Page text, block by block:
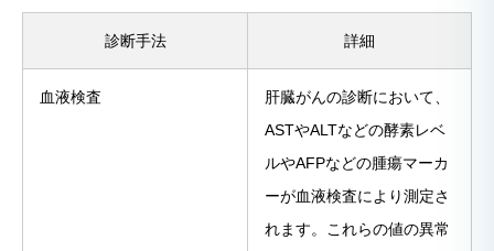
診断手法 詳細
血液検査
肝臓がんの診断において、
ASTやALTなどの酵素レベ
ルやAFPなどの腫瘍マーカ
ーが血液検査により測定さ
れます。これらの値の異常